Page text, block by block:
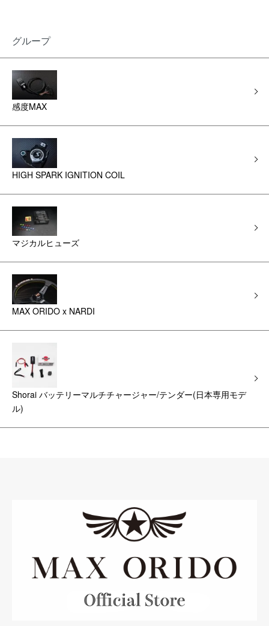
グループ
感度MAX
HIGH SPARK IGNITION COIL
マジカルヒューズ
MAX ORIDO x NARDI
Shorai バッテリーマルチチャージャー/テンダー(日本専用モデ
ル)